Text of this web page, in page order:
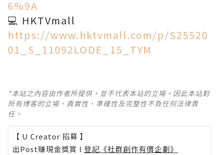
6%9A
💻 HKTVmall
https://www.hktvmall.com/p/S25520
01_S_11092LODE_15_TYM
*本站之內容由作者所提供，並不代表本站的立場。因此本站對
所有博客的立場、真實性、準確性及完整性不負任何法律責
任。
【 U Creator 招募 】
出Post賺現金獎賞 l 登記《社群創作有價企劃》